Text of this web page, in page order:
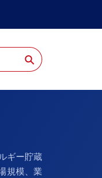
⚲
ギー貯蔵
規模、業